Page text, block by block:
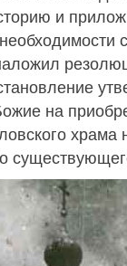
и
на